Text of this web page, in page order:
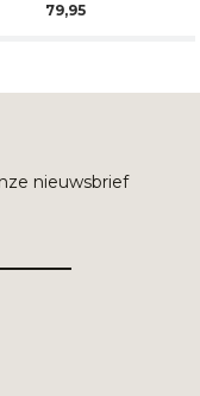
79,95
nieuwsbrief